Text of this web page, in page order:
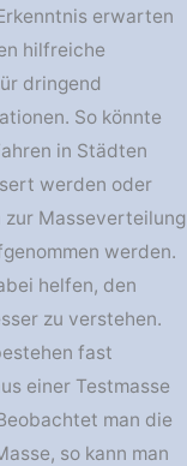
erwarten
hilfreiche
dringend
So könnte
in Städten
werden oder
zur Masseverteilung
werden.
helfen, den
zu verstehen.
fast
einer Testmasse
man die
so kann man